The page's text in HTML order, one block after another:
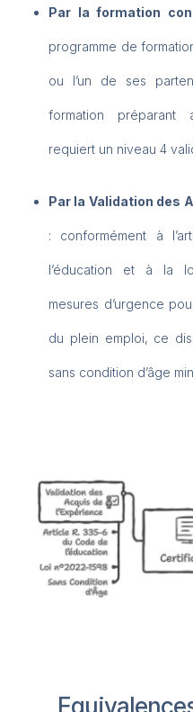
Par la formation
programme de
ou l’un de ses
formation préparant
requiert un niveau 4
Par la Validation des
: conformément à
l’éducation et à la
mesures d’urgence
du plein emploi, ce
sans condition d’âge